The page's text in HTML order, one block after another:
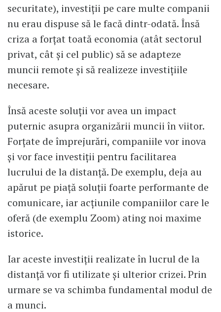
securitate), investiții pe care multe companii
nu erau dispuse să le facă dintr-odată. Însă
criza a forțat toată economia (atât sectorul
privat, cât și cel public) să se adapteze
muncii remote și să realizeze investițiile
necesare.
Însă aceste soluții vor avea un impact
puternic asupra organizării muncii în viitor.
Forțate de împrejurări, companiile vor inova
și vor face investiții pentru facilitarea
lucrului de la distanță. De exemplu, deja au
apărut pe piață soluții foarte performante de
comunicare, iar acțiunile companiilor care le
oferă (de exemplu Zoom) ating noi maxime
istorice.
Iar aceste investiții realizate în lucrul de la
distanță vor fi utilizate și ulterior crizei. Prin
urmare se va schimba fundamental modul de
a munci.